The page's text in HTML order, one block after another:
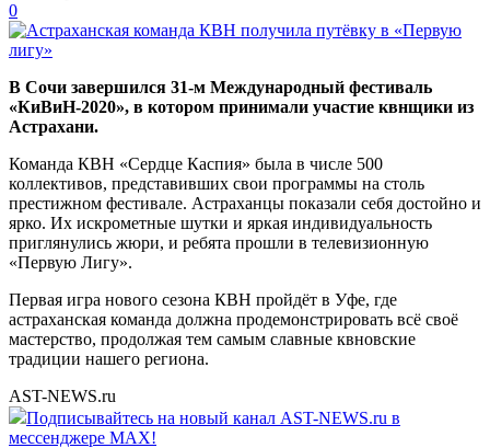
0
В Сочи завершился 31-м Международный фестиваль
«КиВиН-2020», в котором принимали участие квнщики из
Астрахани.
Команда КВН «Сердце Каспия» была в числе 500
коллективов, представивших свои программы на столь
престижном фестивале. Астраханцы показали себя достойно и
ярко. Их искрометные шутки и яркая индивидуальность
приглянулись жюри, и ребята прошли в телевизионную
«Первую Лигу».
Первая игра нового сезона КВН пройдёт в Уфе, где
астраханская команда должна продемонстрировать всё своё
мастерство, продолжая тем самым славные квновские
традиции нашего региона.
AST-NEWS.ru
Подписывайтесь на новый канал AST-NEWS.ru в
мессенджере MAX!